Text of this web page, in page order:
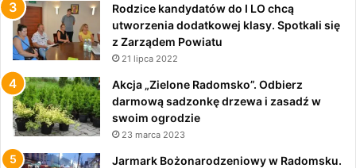
Rodzice kandydatów do I LO chcą
utworzenia dodatkowej klasy. Spotkali się
z Zarządem Powiatu
21 lipca 2022
Akcja „Zielone Radomsko”. Odbierz
darmową sadzonkę drzewa i zasadź w
swoim ogrodzie
23 marca 2023
Jarmark Bożonarodzeniowy w Radomsku.